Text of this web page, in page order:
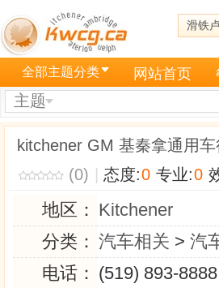
滑铁
全部主题分类 网站首页
主题
kitchener GM 基秦拿通用
(0)
态度:0 专业:0
地区： Kitchener
分类： 汽车相关 > 汽
电话： (519) 893-8888